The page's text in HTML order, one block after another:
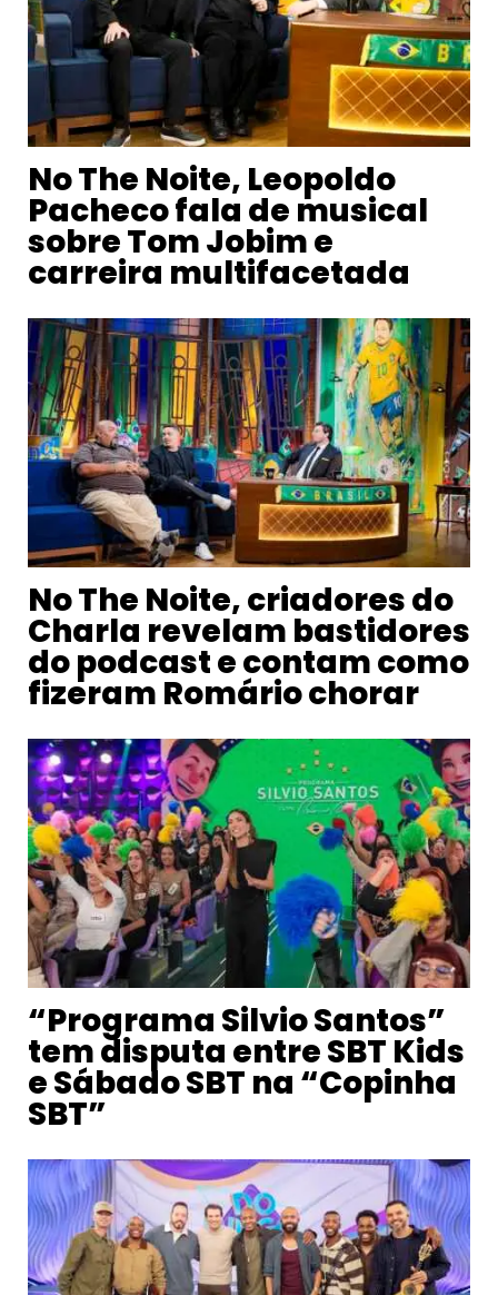
No The Noite, Leopoldo
Pacheco fala de musical
sobre Tom Jobim e
carreira multifacetada
No The Noite, criadores do
Charla revelam bastidores
do podcast e contam como
fizeram Romário chorar
“Programa Silvio Santos”
tem disputa entre SBT Kids
e Sábado SBT na “Copinha
SBT”